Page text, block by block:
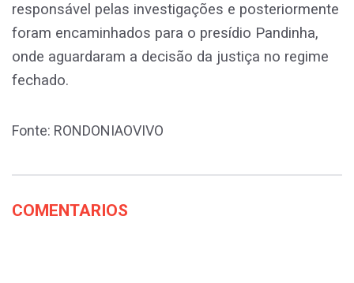
responsável pelas investigações e posteriormente
foram encaminhados para o presídio Pandinha,
onde aguardaram a decisão da justiça no regime
fechado.
Fonte: RONDONIAOVIVO
COMENTARIOS